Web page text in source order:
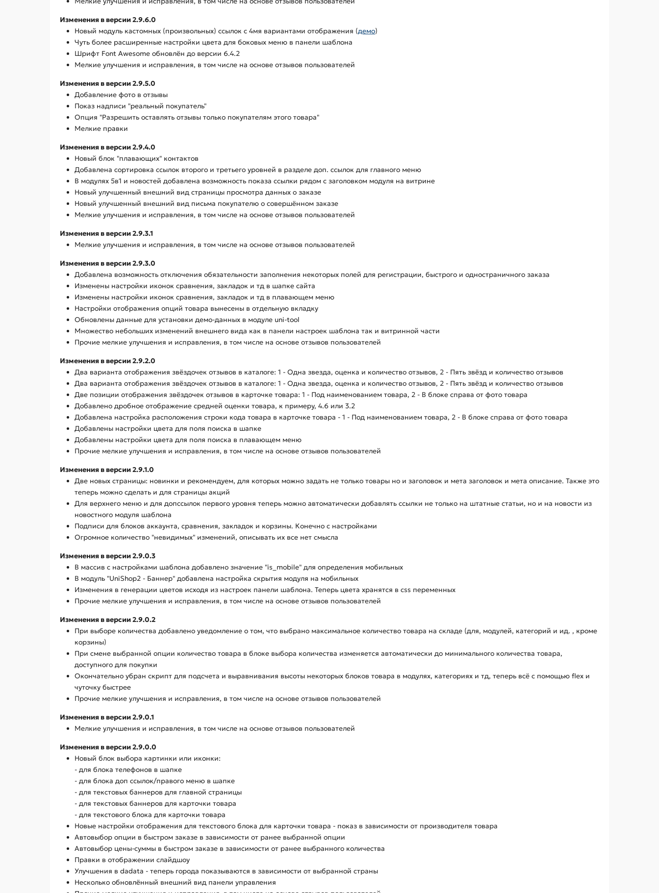
Изменения в версии 2.9.6.0
Новый модуль кастомных (произвольных) ссылок с 4мя вариантами отображения (демо)
Чуть более расширенные настройки цвета для боковых меню в панели шаблона
Шрифт Font Awesome обновлён до версии 6.4.2
Мелкие улучшения и исправления, в том числе на основе отзывов пользователей
Изменения в версии 2.9.5.0
Добавление фото в отзывы
Показ надписи "реальный покупатель"
Опция "Разрешить оставлять отзывы только покупателям этого товара"
Мелкие правки
Изменения в версии 2.9.4.0
Новый блок "плавающих" контактов
Добавлена сортировка ссылок второго и третьего уровней в разделе доп. ссылок для главного меню
В модулях 5в1 и новостей добавлена возможность показа ссылки рядом с заголовком модуля на витрине
Новый улучшенный внешний вид страницы просмотра данных о заказе
Новый улучшенный внешний вид письма покупателю о совершённом заказе
Мелкие улучшения и исправления, в том числе на основе отзывов пользователей
Изменения в версии 2.9.3.1
Мелкие улучшения и исправления, в том числе на основе отзывов пользователей
Изменения в версии 2.9.3.0
Добавлена возможность отключения обязательности заполнения некоторых полей для регистрации, быстрого и одностраничного заказа
Изменены настройки иконок сравнения, закладок и тд в шапке сайта
Изменены настройки иконок сравнения, закладок и тд в плавающем меню
Настройки отображения опций товара вынесены в отдельную вкладку
Обновлены данные для установки демо-данных в модуле uni-tool
Множество небольших изменений внешнего вида как в панели настроек шаблона так и витринной части
Прочие мелкие улучшения и исправления, в том числе на основе отзывов пользователей
Изменения в версии 2.9.2.0
Два варианта отображения звёздочек отзывов в каталоге: 1 - Одна звезда, оценка и количество отзывов, 2 - Пять звёзд и количество отзывов
Два варианта отображения звёздочек отзывов в каталоге: 1 - Одна звезда, оценка и количество отзывов, 2 - Пять звёзд и количество отзывов
Две позиции отображения звёздочек отзывов в карточке товара: 1 - Под наименованием товара, 2 - В блоке справа от фото товара
Добавлено дробное отображение средней оценки товара, к примеру, 4.6 или 3.2
Добавлена настройка расположения строки кода товара в карточке товара - 1 - Под наименованием товара, 2 - В блоке справа от фото товара
Добавлены настройки цвета для поля поиска в шапке
Добавлены настройки цвета для поля поиска в плавающем меню
Прочие мелкие улучшения и исправления, в том числе на основе отзывов пользователей
Изменения в версии 2.9.1.0
Две новых страницы: новинки и рекомендуем, для которых можно задать не только товары но и заголовок и мета заголовок и мета описание. Также это
теперь можно сделать и для страницы акций
Для верхнего меню и для допссылок первого уровня теперь можно автоматически добавлять ссылки не только на штатные статьи, но и на новости из
новостного модуля шаблона
Подписи для блоков аккаунта, сравнения, закладок и корзины. Конечно с настройками
Огромное количество "невидимых" изменений, описывать их все нет смысла
Изменения в версии 2.9.0.3
В массив с настройками шаблона добавлено значение "is_mobile" для определения мобильных
В модуль "UniShop2 - Баннер" добавлена настройка скрытия модуля на мобильных
Изменения в генерации цветов исходя из настроек панели шаблона. Теперь цвета хранятся в css переменных
Прочие мелкие улучшения и исправления, в том числе на основе отзывов пользователей
Изменения в версии 2.9.0.2
При выборе количества добавлено уведомление о том, что выбрано максимальное количество товара на складе (для, модулей, категорий и ид. , кроме
корзины)
При смене выбранной опции количество товара в блоке выбора количества изменяется автоматически до минимального количества товара,
доступного для покупки
Окончательно убран скрипт для подсчета и выравнивания высоты некоторых блоков товара в модулях, категориях и тд, теперь всё с помощью flex и
чуточку быстрее
Прочие мелкие улучшения и исправления, в том числе на основе отзывов пользователей
Изменения в версии 2.9.0.1
Мелкие улучшения и исправления, в том числе на основе отзывов пользователей
Изменения в версии 2.9.0.0
Новый блок выбора картинки или иконки:
- для блока телефонов в шапке
- для блока доп ссылок/правого меню в шапке
- для текстовых баннеров для главной страницы
- для текстовых баннеров для карточки товара
- для текстового блока для карточки товара
Новые настройки отображения для текстового блока для карточки товара - показ в зависимости от производителя товара
Автовыбор опции в быстром заказе в зависимости от ранее выбранной опции
Автовыбор цены-суммы в быстром заказе в зависимости от ранее выбранного количества
Правки в отображении слайдшоу
Улучшения в dadata - теперь города показываются в зависимости от выбранной страны
Несколько обновлённый внешний вид панели управления